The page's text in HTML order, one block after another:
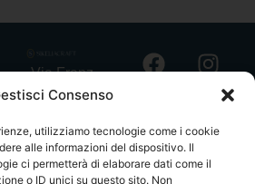
Consenso
utilizziamo tecnologie come i cookie
alle informazioni del dispositivo. Il
ci permetterà di elaborare dati come il
o ID unici su questo sito. Non
Via Franz
Fischietti, 15
Palermo
+39